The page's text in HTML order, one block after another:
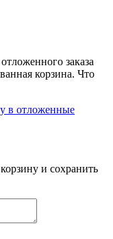
заказа
корзина. Что
в отложенные
и сохранить